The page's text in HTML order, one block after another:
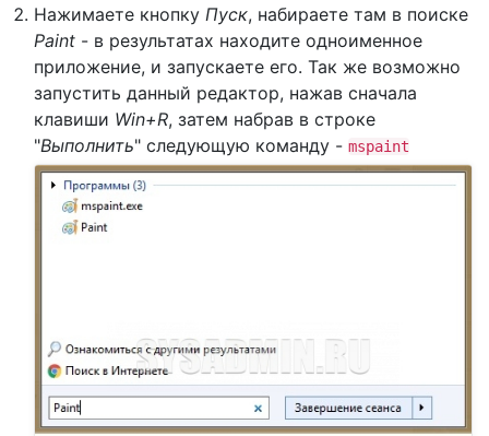
Нажимаете кнопку Пуск, набираете там в поиске
Paint - в результатах находите одноименное
приложение, и запускаете его. Так же возможно
запустить данный редактор, нажав сначала
клавиши Win+R, затем набрав в строке
"Выполнить" следующую команду - mspaint